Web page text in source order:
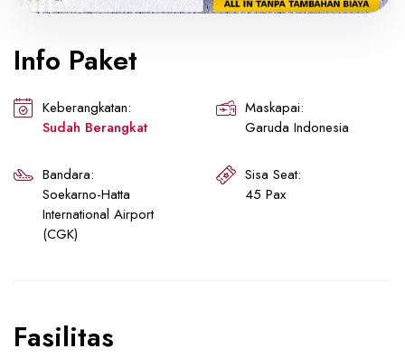
Info Paket
Keberangkatan:
Sudah Berangkat
Maskapai:
Garuda Indonesia
Bandara:
Soekarno-Hatta
International Airport
(CGK)
Sisa Seat:
45 Pax
Fasilitas